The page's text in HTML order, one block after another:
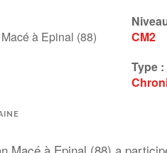
à Epinal (88)
CM2
Type :